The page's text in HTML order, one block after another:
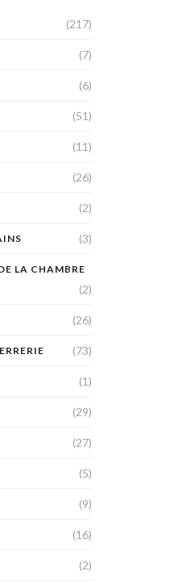
(217)
(7)
(6)
(51)
(11)
(26)
(2)
(3)
LA CHAMBRE
(2)
(26)
(73)
(1)
(29)
(27)
(5)
(9)
(16)
(2)